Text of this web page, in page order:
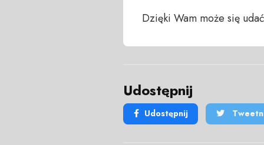
Dzięki Wam może się
Udostępnij
Udostępnij